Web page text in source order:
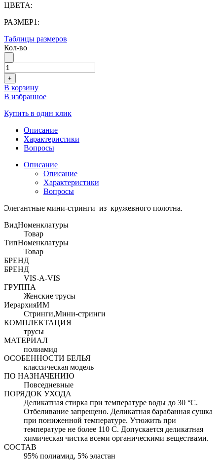
ЦВЕТА:
РАЗМЕР1:
Таблицы размеров
Кол-во
-
+
В корзину
В избранное
Купить в один клик
Описание
Характеристики
Вопросы
Описание
Описание
Характеристики
Вопросы
Элегантные мини-стринги из кружевного полотна.
ВидНоменклатуры
Товар
ТипНоменклатуры
Товар
БРЕНД
БРЕНД
VIS-A-VIS
ГРУППА
Женские трусы
ИерархияИМ
Стринги,Мини-стринги
КОМПЛЕКТАЦИЯ
трусы
МАТЕРИАЛ
полиамид
ОСОБЕННОСТИ БЕЛЬЯ
классическая модель
ПО НАЗНАЧЕНИЮ
Повседневные
ПОРЯДОК УХОДА
Деликатная стирка при температуре воды до 30 °C.
Отбеливание запрещено. Деликатная барабанная сушка
при пониженной температуре. Утюжить при
температуре не более 110 С. Допускается деликатная
химическая чистка всеми органическими веществами.
СОСТАВ
95% полиамид, 5% эластан